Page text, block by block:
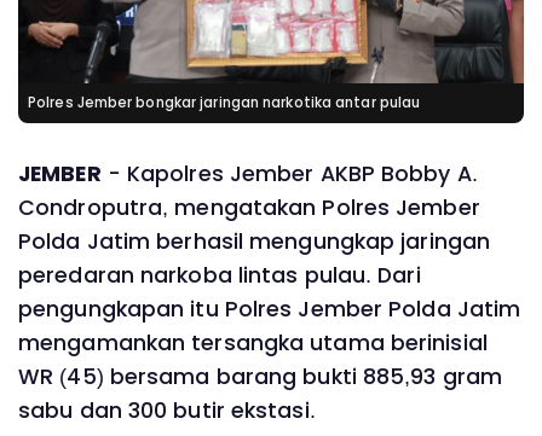
Polres Jember bongkar jaringan narkotika antar pulau
JEMBER - Kapolres Jember AKBP Bobby A.
Condroputra, mengatakan Polres Jember
Polda Jatim berhasil mengungkap jaringan
peredaran narkoba lintas pulau. Dari
pengungkapan itu Polres Jember Polda Jatim
mengamankan tersangka utama berinisial
WR (45) bersama barang bukti 885,93 gram
sabu dan 300 butir ekstasi.